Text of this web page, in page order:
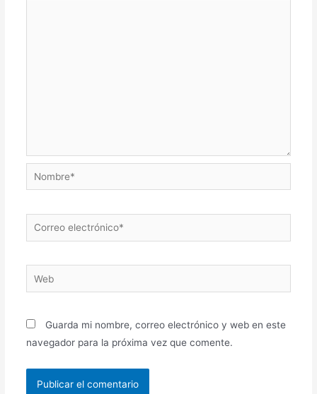
Nombre*
Correo
electrónico*
Web
Guarda mi nombre, correo electrónico y web en este
navegador para la próxima vez que comente.